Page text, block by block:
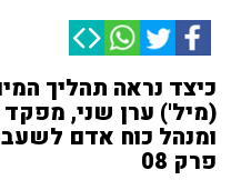
כיצד נראה תהליך
(מיל') ערן שני,
ומנהל כוח אדם
פרק 08